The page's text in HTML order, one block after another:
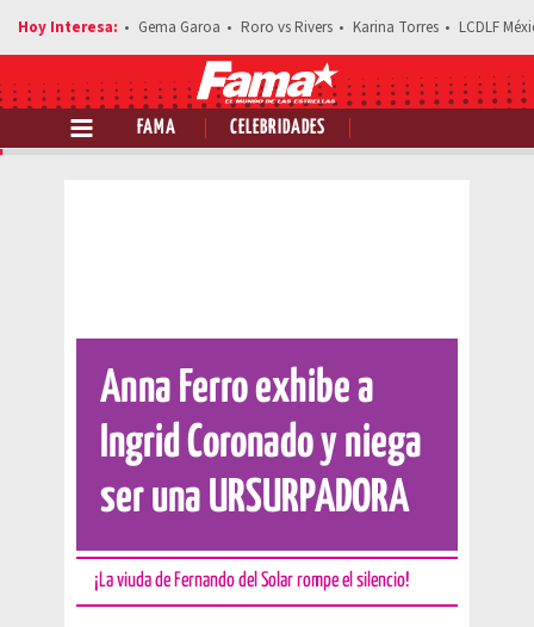
Gema Garoa Roro vs Rivers Karina Torres LCDLF
FAMA CELEBRIDADES
Comparte esta noticia
Anna Ferro exhibe a
Ingrid Coronado y niega
ser una URSURPADORA
¡La viuda de Fernando del Solar rompe el silencio!